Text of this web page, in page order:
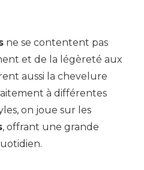
ne se contentent pas
et de la légèreté aux
aussi la chevelure
à différentes
on joue sur les
, offrant une grande